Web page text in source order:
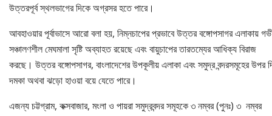
উত্তরপূর্ব স্থলভাগের দিকে অগ্রসর হতে পারে।
আবহাওয়ার পূর্বাভাসে আরো বলা হয়, নিম্নচাপের প্রভাবে উত্তর বঙ্গোপসাগর এলাকায়
সঞ্চালণশীল মেঘমালা সৃষ্টি অব্যাহত রয়েছে এবং বায়ুচাপের তারতম্যের আধিক্য বিরাজ
করছে। উত্তর বঙ্গোপসাগর, বাংলাদেশের উপকূলীয় এলাকা এবং সমুদ্র বন্দরসমূহের উপর
দমকা অথবা ঝড়ো হাওয়া বয়ে যেতে পারে।
এজন্য চট্টগ্রাম, কক্সবাজার, মংলা ও পায়রা সমুদ্রবন্দর সমূহকে ৩ নম্বর (পুনঃ) ৩ নম্বর